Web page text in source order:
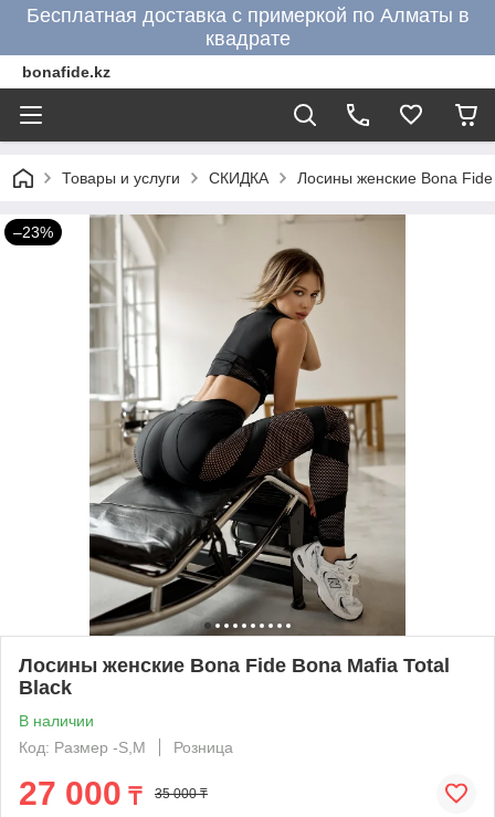
Бесплатная доставка с примеркой по Алматы в
квадрате
bonafide.kz
Товары и услуги СКИДКА Лосины женские Bona
–23%
Лосины женские Bona Fide Bona Mafia Total
Black
В наличии
Код: Размер -S,М
Розница
27 000 ₸ 35 000 ₸